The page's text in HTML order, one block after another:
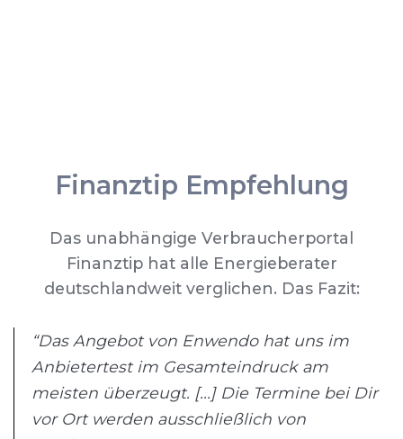
Finanztip Empfehlung
Das unabhängige Verbraucherportal
Finanztip hat alle Energieberater
deutschlandweit verglichen. Das Fazit:
“Das Angebot von Enwendo hat uns im
Anbietertest im Gesamteindruck am
meisten überzeugt. [...] Die Termine bei Dir
vor Ort werden ausschließlich von